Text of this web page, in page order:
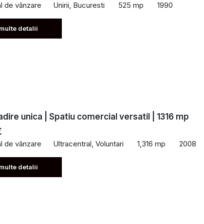
de vânzare Unirii, Bucuresti 525 mp 1990
detalii
unica | Spatiu comercial versatil | 1316 mp
de vânzare Ultracentral, Voluntari 1,316 mp 2008
detalii